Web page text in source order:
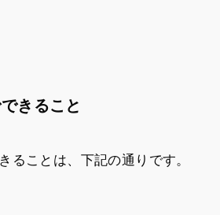
きること
ることは、下記の通りです。